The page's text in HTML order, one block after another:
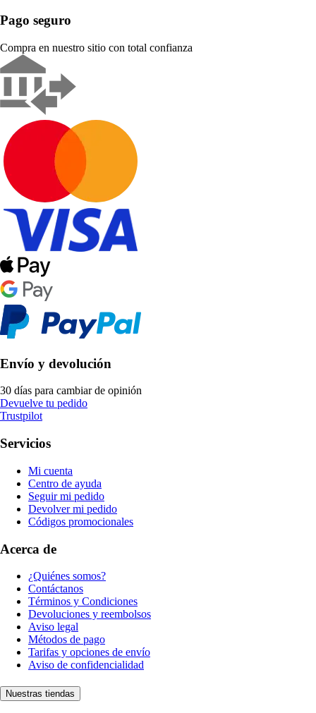
Pago seguro
Compra en nuestro sitio con total confianza
Envío y devolución
30 días para cambiar de opinión
Devuelve tu pedido
Trustpilot
Servicios
Mi cuenta
Centro de ayuda
Seguir mi pedido
Devolver mi pedido
Códigos promocionales
Acerca de
¿Quiénes somos?
Contáctanos
Términos y Condiciones
Devoluciones y reembolsos
Aviso legal
Métodos de pago
Tarifas y opciones de envío
Aviso de confidencialidad
Nuestras tiendas